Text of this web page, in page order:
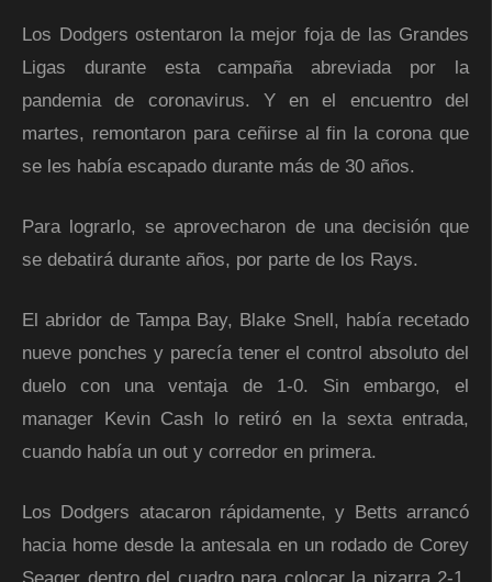
Los Dodgers ostentaron la mejor foja de las Grandes
Ligas durante esta campaña abreviada por la
pandemia de coronavirus. Y en el encuentro del
martes, remontaron para ceñirse al fin la corona que
se les había escapado durante más de 30 años.
Para lograrlo, se aprovecharon de una decisión que
se debatirá durante años, por parte de los Rays.
El abridor de Tampa Bay, Blake Snell, había recetado
nueve ponches y parecía tener el control absoluto del
duelo con una ventaja de 1-0. Sin embargo, el
manager Kevin Cash lo retiró en la sexta entrada,
cuando había un out y corredor en primera.
Los Dodgers atacaron rápidamente, y Betts arrancó
hacia home desde la antesala en un rodado de Corey